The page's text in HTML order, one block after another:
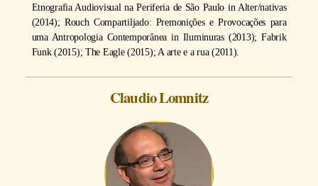
Etnografia Audiovisual na Periferia de São Paulo in Alter/nativas
(2014); Rouch Compartiljado: Premonições e Provocações para
uma Antropologia Contemporânea in Iluminuras (2013); Fabrik
Funk (2015); The Eagle (2015); A arte e a rua (2011).
Claudio Lomnitz